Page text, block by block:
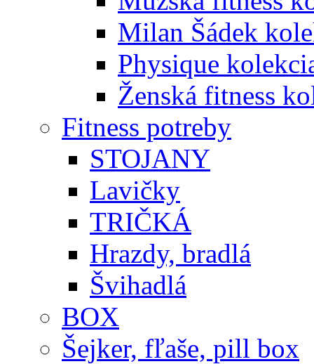
Milan Šádek
Physique
Ženská fitness
Fitness potreby
STOJANY
Lavičky
TRIČKÁ
Hrazdy, bradlá
Švihadlá
BOX
Šejker, fľaše, pill box